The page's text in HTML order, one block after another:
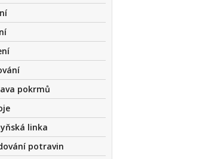
pokrmů
linka
potravin